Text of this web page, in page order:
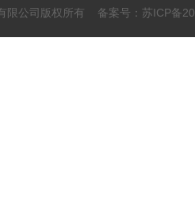
限公司版权所有 备案号：苏ICP备